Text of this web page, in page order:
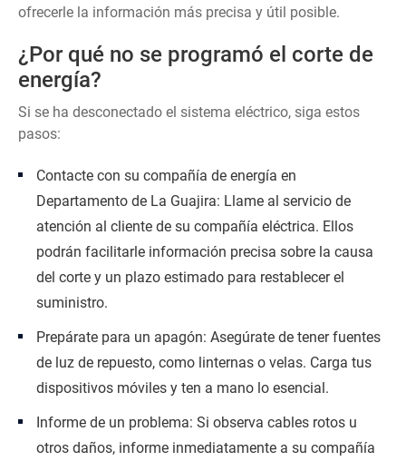
ofrecerle la información más precisa y útil posible.
¿Por qué no se programó el corte de
energía?
Si se ha desconectado el sistema eléctrico, siga estos
pasos:
Contacte con su compañía de energía en
Departamento de La Guajira: Llame al servicio de
atención al cliente de su compañía eléctrica. Ellos
podrán facilitarle información precisa sobre la causa
del corte y un plazo estimado para restablecer el
suministro.
Prepárate para un apagón: Asegúrate de tener fuentes
de luz de repuesto, como linternas o velas. Carga tus
dispositivos móviles y ten a mano lo esencial.
Informe de un problema: Si observa cables rotos u
otros daños, informe inmediatamente a su compañía